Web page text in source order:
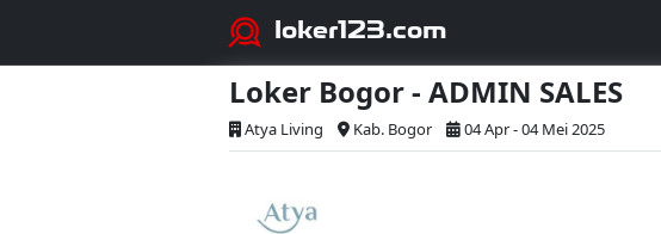
loker123.com
Loker Bogor - ADMIN SALES
Atya Living Kab. Bogor 04 Apr - 04 Mei 2025